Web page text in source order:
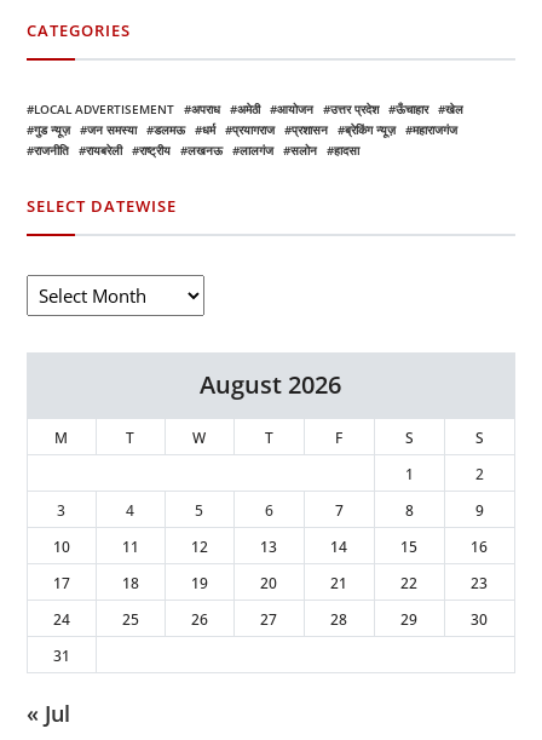
CATEGORIES
LOCAL ADVERTISEMENT अपराध अमेठी आयोजन उत्तर प्रदेश ऊँचाहार
खेल
गुड न्यूज़
जन समस्या डलमऊ धर्म प्रयागराज प्रशासन ब्रेकिंग न्यूज़
महाराजगंज
राजनीति
रायबरेली राष्ट्रीय लखनऊ लालगंज सलोन हादसा
SELECT DATEWISE
August 2026
M T W T F S
S
1
2
3
4 5 6 7 8
9
10
11 12 13 14 15
16
17
18 19 20 21 22
23
24
25 26 27 28 29
30
31
« Jul